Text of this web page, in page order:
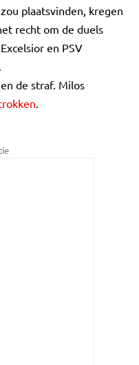
zou plaatsvinden, kregen
recht om de duels
en PSV
de straf. Milos
.